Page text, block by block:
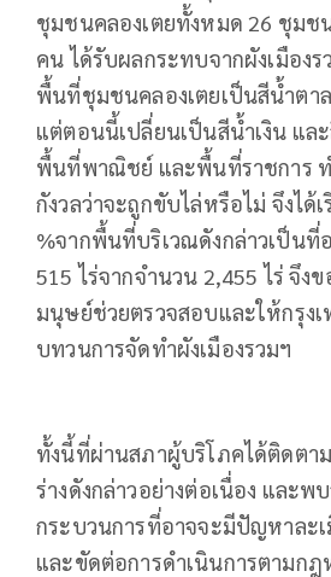
ชุมชนคลองเตยทั้งหมด 26 ชุมช
คน ได้รับผลกระทบจากผังเมืองร
พื้นที่ชุมชนคลองเตยเป็นสีน้ำตา
แต่ตอนนี้เปลี่ยนเป็นสีน้ำเงิน แล
พื้นที่พาณิชย์ และพื้นที่ราชการ ท
กังวลว่าจะถูกขับไล่หรือไม่ จึงได้
%จากพื้นที่บริเวณดังกล่าวเป็นที่
515 ไร่จากจำนวน 2,455 ไร่ จึง
มนุษย์ช่วยตรวจสอบและให้กรุง
บทวนการจัดทำผังเมืองรวมฯ
ทั้งนี้ที่ผ่านสภาผู้บริโภคได้ติดตา
ร่างดังกล่าวอย่างต่อเนื่อง และพ
กระบวนการที่อาจจะมีปัญหาละ
และขัดต่อการดำเนินการตามกฎ